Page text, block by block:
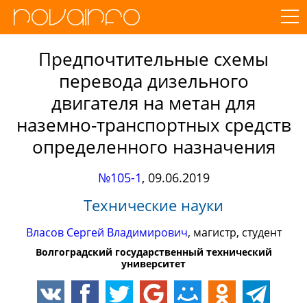
Предпочтительные схемы
перевода дизельного
двигателя на метан для
наземно-транспортных средств
определенного назначения
№105-1, 09.06.2019
Технические науки
Власов Сергей Владимирович, магистр, студент
Волгоградский государственный технический
университет